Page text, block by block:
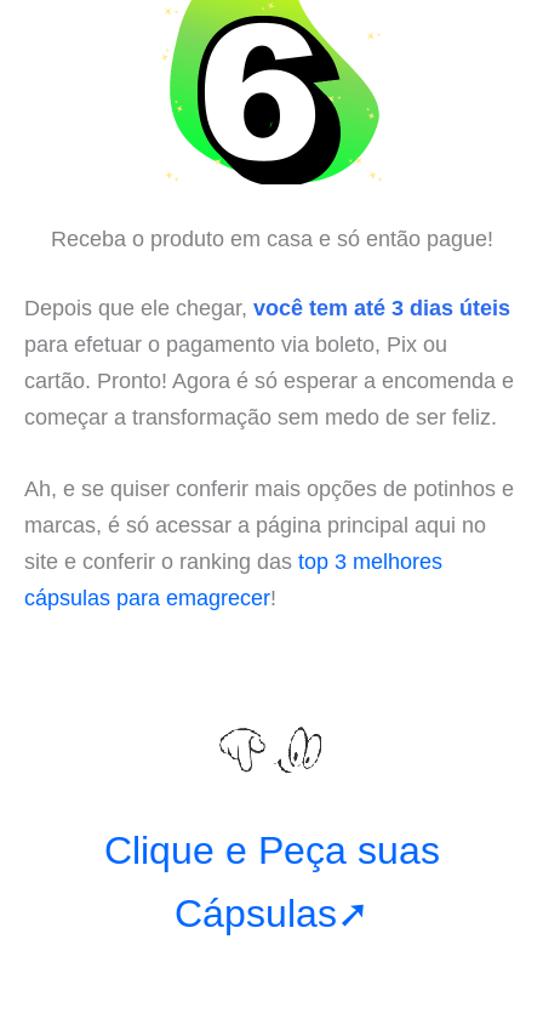
Receba o produto em casa e só então pague!
Depois que ele chegar, você tem até 3 dias úteis
para efetuar o pagamento via boleto, Pix ou
cartão. Pronto! Agora é só esperar a encomenda e
começar a transformação sem medo de ser feliz.
Ah, e se quiser conferir mais opções de potinhos e
marcas, é só acessar a página principal aqui no
site e conferir o ranking das top 3 melhores
cápsulas para emagrecer!
Clique e Peça suas
Cápsulas➚